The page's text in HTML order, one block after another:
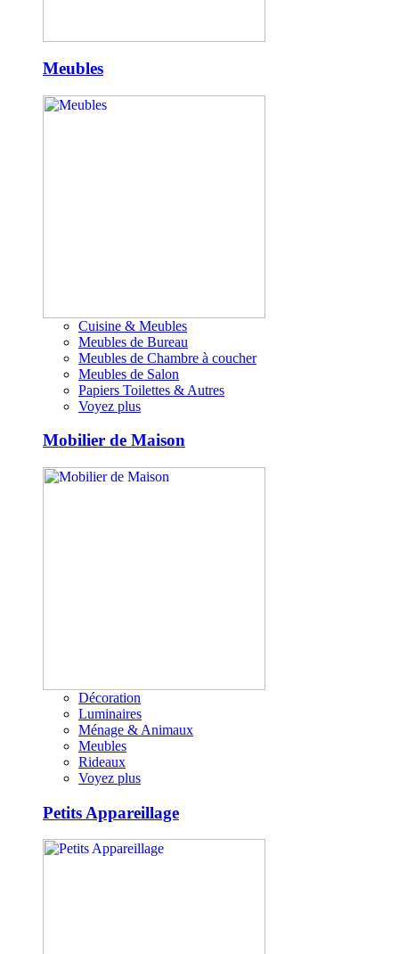
Meubles
Cuisine & Meubles
Meubles de Bureau
Meubles de Chambre à coucher
Meubles de Salon
Papiers Toilettes & Autres
Voyez plus
Mobilier de Maison
Décoration
Luminaires
Ménage & Animaux
Meubles
Rideaux
Voyez plus
Petits Appareillage